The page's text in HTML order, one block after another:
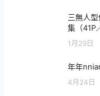
三無人
集（41P
1月29日
年年
4月24日